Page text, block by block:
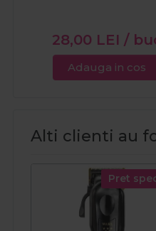
28,00 LEI /
Adauga in cos
Alti clienti au
Pret